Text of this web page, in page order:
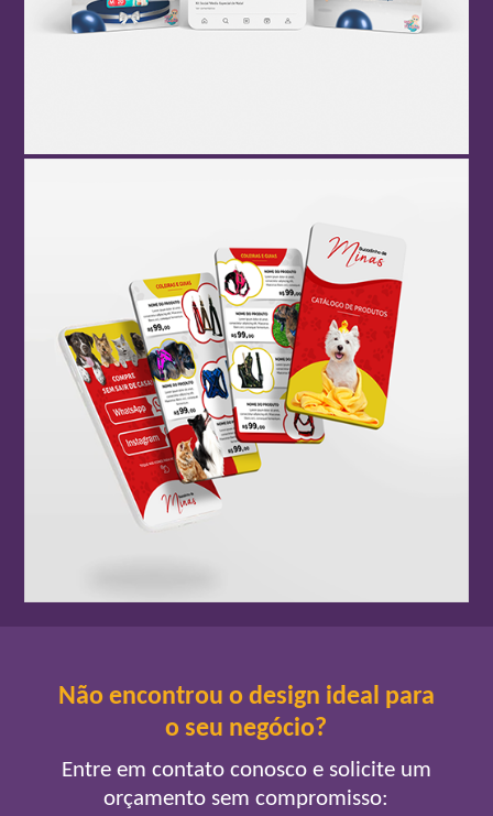
Não encontrou o design ideal para
o seu negócio?
Entre em contato conosco e solicite um
orçamento sem compromisso: